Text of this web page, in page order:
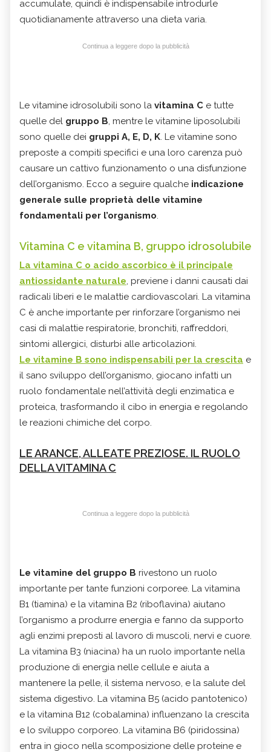
accumulate, quindi è indispensabile introdurle
quotidianamente attraverso una dieta varia.
Continua a leggere dopo la pubblicità
Le vitamine idrosolubili sono la vitamina C e tutte
quelle del gruppo B, mentre le vitamine liposolubili
sono quelle dei gruppi A, E, D, K. Le vitamine sono
preposte a compiti specifici e una loro carenza può
causare un cattivo funzionamento o una disfunzione
dell’organismo. Ecco a seguire qualche indicazione
generale sulle proprietà delle vitamine
fondamentali per l’organismo.
Vitamina C e vitamina B, gruppo idrosolubile
La vitamina C o acido ascorbico è il principale
antiossidante naturale, previene i danni causati dai
radicali liberi e le malattie cardiovascolari. La vitamina
C è anche importante per rinforzare l’organismo nei
casi di malattie respiratorie, bronchiti, raffreddori,
sintomi allergici, disturbi alle articolazioni.
Le vitamine B sono indispensabili per la crescita e
il sano sviluppo dell’organismo, giocano infatti un
ruolo fondamentale nell’attività degli enzimatica e
proteica, trasformando il cibo in energia e regolando
le reazioni chimiche del corpo.
LE ARANCE, ALLEATE PREZIOSE. IL RUOLO
DELLA VITAMINA C
Continua a leggere dopo la pubblicità
Le vitamine del gruppo B rivestono un ruolo
importante per tante funzioni corporee. La vitamina
B1 (tiamina) e la vitamina B2 (riboflavina) aiutano
l’organismo a produrre energia e fanno da supporto
agli enzimi preposti al lavoro di muscoli, nervi e cuore.
La vitamina B3 (niacina) ha un ruolo importante nella
produzione di energia nelle cellule e aiuta a
mantenere la pelle, il sistema nervoso, e la salute del
sistema digestivo. La vitamina B5 (acido pantotenico)
e la vitamina B12 (cobalamina) influenzano la crescita
e lo sviluppo corporeo. La vitamina B6 (piridossina)
entra in gioco nella scomposizione delle proteine e